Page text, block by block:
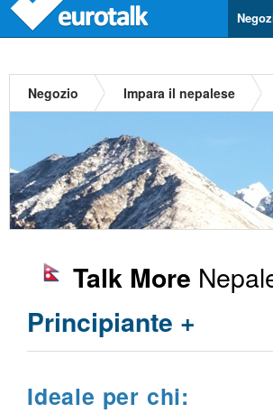
Negozio Impara il nepalese
Talk More
Principiante +
Ideale per chi: